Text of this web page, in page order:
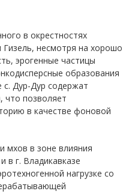
в окрестностях
Гизель, несмотря на хорошо
эрогенные частицы
образования
с. Дур-Дур содержат
что позволяет
в качестве фоновой
мхов в зоне влияния
в г. Владикавказе
нагрузке со